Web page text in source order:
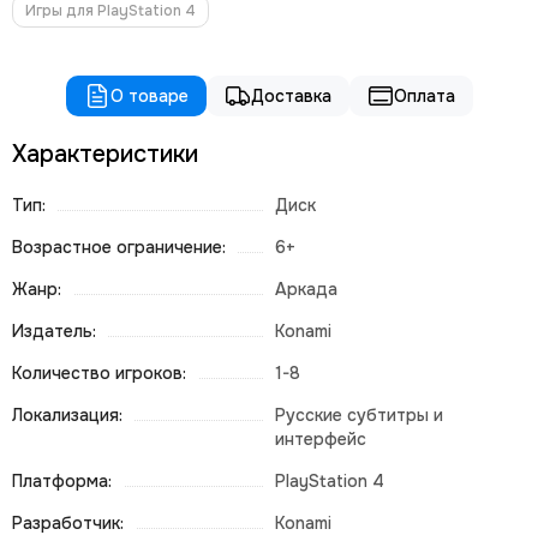
Игры для PlayStation 4
О товаре Доставка Оплата
Характеристики
Тип:
Диск
Возрастное ограничение:
6+
Жанр:
Аркада
Издатель:
Konami
Количество игроков:
1-8
Локализация:
Русские субтитры и
интерфейс
Платформа:
PlayStation 4
Разработчик:
Konami